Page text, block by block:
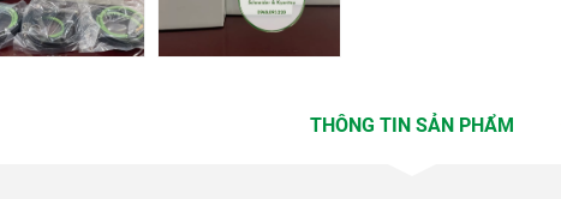
THÔNG TIN SẢN PHẨM